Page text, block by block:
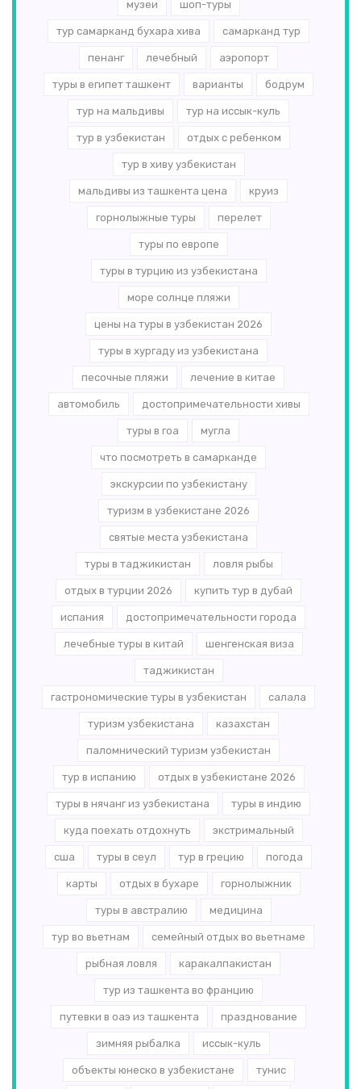
музеи шоп-туры
тур самарканд бухара хива самарканд тур
пенанг лечебный аэропорт
туры в египет ташкент варианты бодрум
тур на мальдивы тур на иссык-куль
тур в узбекистан отдых с ребенком
тур в хиву узбекистан
мальдивы из ташкента цена круиз
горнолыжные туры перелет
туры по европе
туры в турцию из узбекистана
море солнце пляжи
цены на туры в узбекистан 2026
туры в хургаду из узбекистана
песочные пляжи лечение в китае
автомобиль достопримечательности хивы
туры в гоа мугла
что посмотреть в самарканде
экскурсии по узбекистану
туризм в узбекистане 2026
святые места узбекистана
туры в таджикистан ловля рыбы
отдых в турции 2026 купить тур в дубай
испания достопримечательности города
лечебные туры в китай шенгенская виза
таджикистан
гастрономические туры в узбекистан салала
туризм узбекистана казахстан
паломнический туризм узбекистан
тур в испанию отдых в узбекистане 2026
туры в нячанг из узбекистана туры в индию
куда поехать отдохнуть экстримальный
сша туры в сеул тур в грецию погода
карты отдых в бухаре горнолыжник
туры в австралию медицина
тур во вьетнам семейный отдых во вьетнаме
рыбная ловля каракалпакистан
тур из ташкента во францию
путевки в оаэ из ташкента празднование
зимняя рыбалка иссык-куль
объекты юнеско в узбекистане тунис